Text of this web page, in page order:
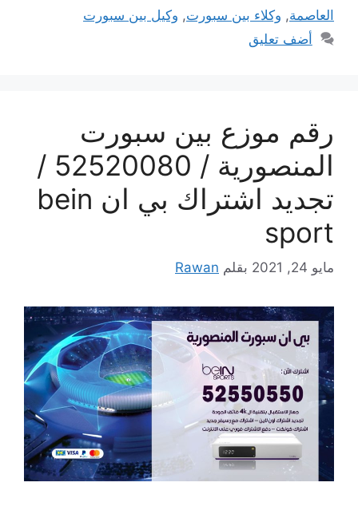
العاصمة, وكلاء بين سبورت, وكيل بين سبورت
أضف تعليق
رقم موزع بين سبورت
المنصورية / 52520080 /
تجديد اشتراك بي ان bein
sport
مايو 24, 2021 بقلم Rawan